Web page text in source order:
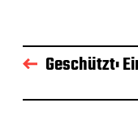
Geschützt: